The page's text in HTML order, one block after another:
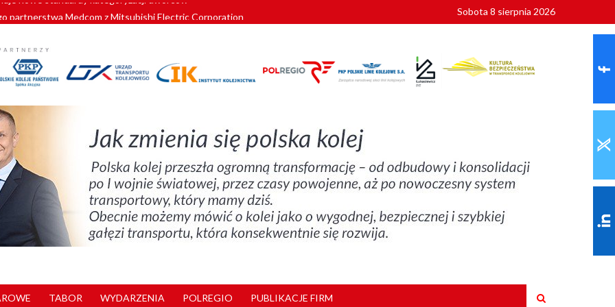
partnerstwa Medcom z Mitsubishi Electric Corporation
znów szuka dostawcy nowych EZT
kolejowych w północnej Wielkopolsce. Łatwiejsze dojazdy do pracy i szkoły
nowe standardy kategoryzacji dworców
Sobota 8 sierpnia 2026
TABOR WYDARZENIA POLREGIO PUBLIKACJE FIRM